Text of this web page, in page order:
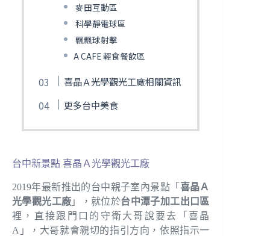
麥田互動區
科學靜電球區
飄飄球射擊
A CAFE 輕食餐飲區
喜晶Ａ光學觀光工廠相關資訊
更多台中美食
台中新景點 喜晶Ａ光學觀光工廠
2019年最新推出的台中親子室內景點「 喜晶Ａ
光學觀光工廠 」，就位於台中潭子加工出口區
裡，直接跟門口的守衛大哥說要去「喜晶
A」，大哥就會親切的指引方向，依照指示一